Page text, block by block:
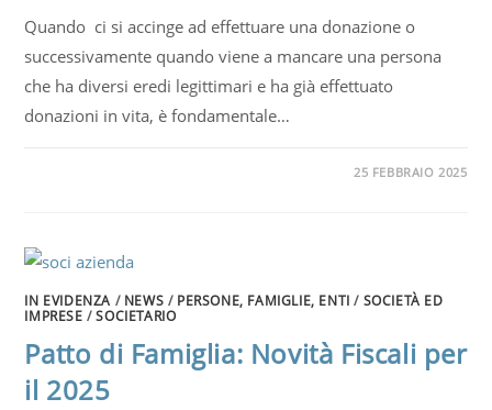
Quando ci si accinge ad effettuare una donazione o
successivamente quando viene a mancare una persona
che ha diversi eredi legittimari e ha già effettuato
donazioni in vita, è fondamentale…
25 FEBBRAIO 2025
IN EVIDENZA / NEWS / PERSONE, FAMIGLIE, ENTI / SOCIETÀ ED
IMPRESE /SOCIETARIO
Patto di Famiglia: Novità Fiscali per
il 2025